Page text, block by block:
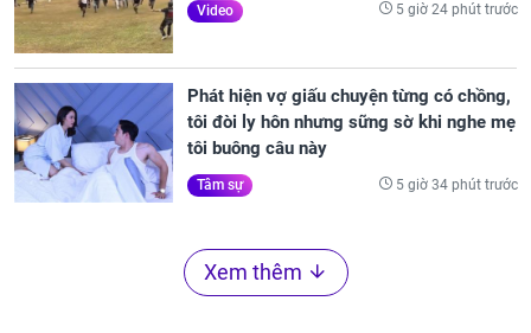
Video 5 giờ 24 phút trước
Phát hiện vợ giấu chuyện từng có chồng,
tôi đòi ly hôn nhưng sững sờ khi nghe mẹ
tôi buông câu này
Tâm sự 5 giờ 34 phút trước
Xem thêm